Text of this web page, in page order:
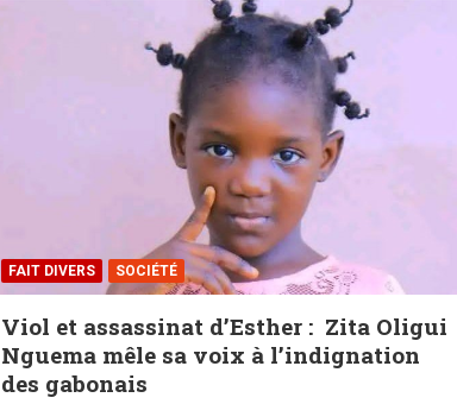
FAIT DIVERS SOCIÉTÉ
Viol et assassinat d’Esther : Zita Oligui
Nguema mêle sa voix à l’indignation
des gabonais